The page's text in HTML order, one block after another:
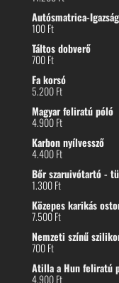
Autósmatrica-
100Ft
Táltos dobverő
700Ft
Fa korsó
5.200Ft
Magyar feliratú póló
4.900Ft
Karbon nyílvessző
4.400Ft
Bőr szaruivótartó -
1.300Ft
Közepes karikás
7.500Ft
Nemzeti színű
700Ft
Atilla a Hun feliratú
4.900Ft